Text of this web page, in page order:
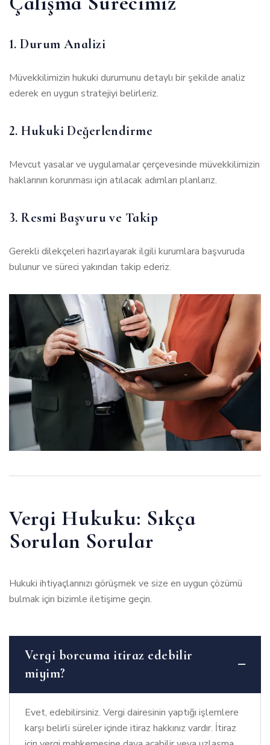
1. Durum Analizi
Müvekkilimizin hukuki durumunu detaylı bir şekilde analiz
ederek en uygun stratejiyi belirleriz.
2. Hukuki Değerlendirme
Mevcut yasalar ve uygulamalar çerçevesinde müvekkilimizin
haklarının korunması için atılacak adımları planlarız.
3. Resmi Başvuru ve Takip
Gerekli dilekçeleri hazırlayarak ilgili kurumlara başvuruda
bulunur ve süreci yakından takip ederiz.
Vergi Hukuku: Sıkça
Sorulan Sorular
Hukuki ihtiyaçlarınızı görüşmek ve size en uygun çözümü
bulmak için bizimle iletişime geçin.
Vergi borcuma itiraz edebilir
miyim?
Evet, edebilirsiniz. Vergi dairesinin yaptığı işlemlere
karşı belirli süreler içinde itiraz hakkınız vardır. İtiraz